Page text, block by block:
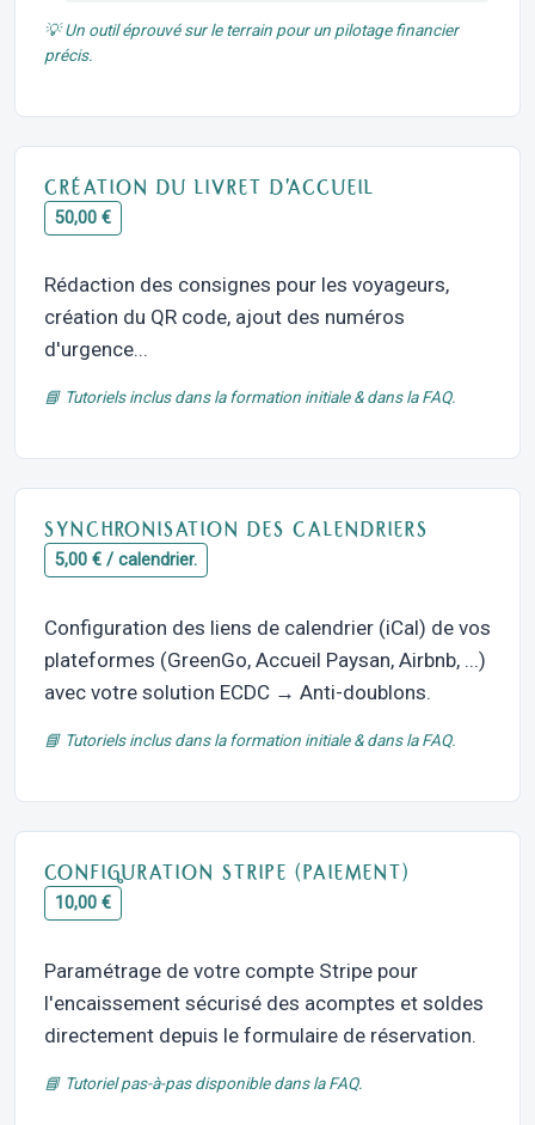
💡 Un outil éprouvé sur le terrain pour un pilotage financier
précis.
CRÉATION DU LIVRET D'ACCUEIL
50,00 €
Rédaction des consignes pour les voyageurs,
création du QR code, ajout des numéros
d'urgence...
📘 Tutoriels inclus dans la formation initiale & dans la FAQ.
SYNCHRONISATION DES CALENDRIERS
5,00 € / calendrier.
Configuration des liens de calendrier (iCal) de vos
plateformes (GreenGo, Accueil Paysan, Airbnb, ...)
avec votre solution ECDC → Anti-doublons.
📘 Tutoriels inclus dans la formation initiale & dans la FAQ.
CONFIGURATION STRIPE (PAIEMENT)
10,00 €
Paramétrage de votre compte Stripe pour
l'encaissement sécurisé des acomptes et soldes
directement depuis le formulaire de réservation.
📘 Tutoriel pas-à-pas disponible dans la FAQ.